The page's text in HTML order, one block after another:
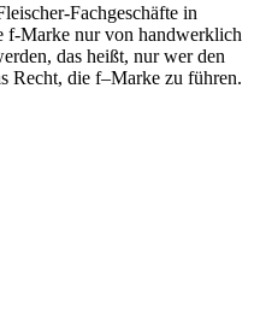
Fachgeschäfte in
f-Marke nur von handwerklich
das heißt, nur wer den
Recht, die f–Marke zu führen.